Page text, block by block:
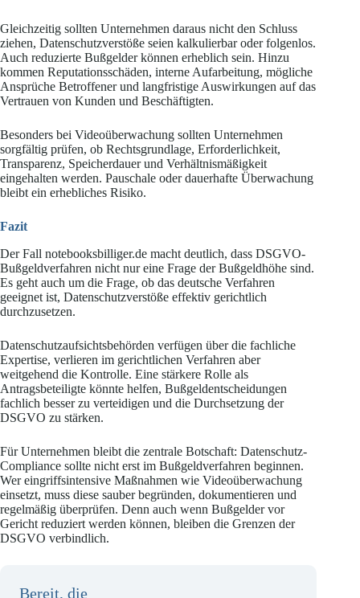
Gleichzeitig sollten Unternehmen daraus nicht den Schluss
ziehen, Datenschutzverstöße seien kalkulierbar oder folgenlos.
Auch reduzierte Bußgelder können erheblich sein. Hinzu
kommen Reputationsschäden, interne Aufarbeitung, mögliche
Ansprüche Betroffener und langfristige Auswirkungen auf das
Vertrauen von Kunden und Beschäftigten.
Besonders bei Videoüberwachung sollten Unternehmen
sorgfältig prüfen, ob Rechtsgrundlage, Erforderlichkeit,
Transparenz, Speicherdauer und Verhältnismäßigkeit
eingehalten werden. Pauschale oder dauerhafte Überwachung
bleibt ein erhebliches Risiko.
Fazit
Der Fall notebooksbilliger.de macht deutlich, dass DSGVO-
Bußgeldverfahren nicht nur eine Frage der Bußgeldhöhe sind.
Es geht auch um die Frage, ob das deutsche Verfahren
geeignet ist, Datenschutzverstöße effektiv gerichtlich
durchzusetzen.
Datenschutzaufsichtsbehörden verfügen über die fachliche
Expertise, verlieren im gerichtlichen Verfahren aber
weitgehend die Kontrolle. Eine stärkere Rolle als
Antragsbeteiligte könnte helfen, Bußgeldentscheidungen
fachlich besser zu verteidigen und die Durchsetzung der
DSGVO zu stärken.
Für Unternehmen bleibt die zentrale Botschaft: Datenschutz-
Compliance sollte nicht erst im Bußgeldverfahren beginnen.
Wer eingriffsintensive Maßnahmen wie Videoüberwachung
einsetzt, muss diese sauber begründen, dokumentieren und
regelmäßig überprüfen. Denn auch wenn Bußgelder vor
Gericht reduziert werden können, bleiben die Grenzen der
DSGVO verbindlich.
Bereit, die